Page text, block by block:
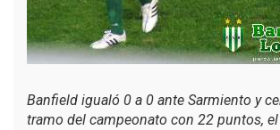
Banfield igualó 0 a 0 ante Sarmiento y
tramo del campeonato con 22 puntos,